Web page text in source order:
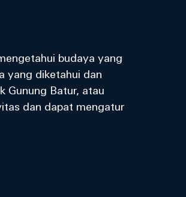
budaya yang
yang diketahui dan
Gunung Batur, atau
dan dapat mengatur